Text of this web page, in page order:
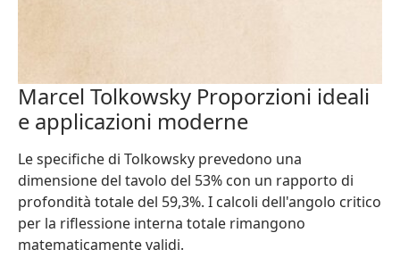
Marcel Tolkowsky Proporzioni ideali
e applicazioni moderne
Le specifiche di Tolkowsky prevedono una
dimensione del tavolo del 53% con un rapporto di
profondità totale del 59,3%. I calcoli dell'angolo critico
per la riflessione interna totale rimangono
matematicamente validi.